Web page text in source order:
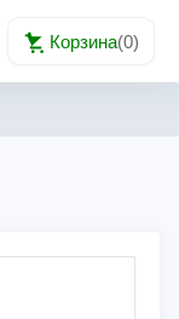
Корзина(0)